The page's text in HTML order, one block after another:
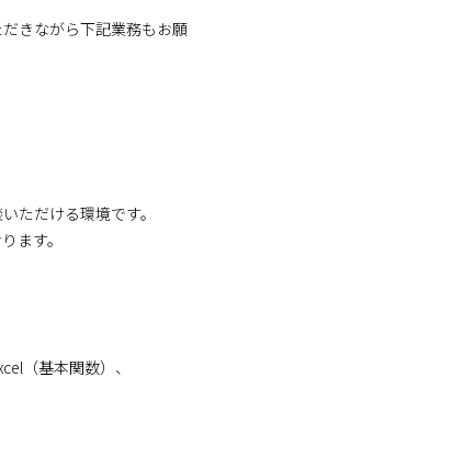
きながら下記業務もお願
ただける環境です。
ます。
（基本関数）、